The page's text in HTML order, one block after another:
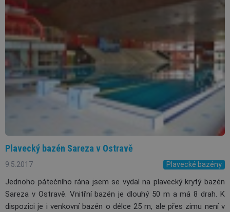
Plavecký bazén Sareza v Ostravě
9.5.2017 Plavecké bazény
Jednoho pátečního rána jsem se vydal na plavecký krytý bazén
Sareza v Ostravě. Vnitřní bazén je dlouhý 50 m a má 8 drah. K
dispozici je i venkovní bazén o délce 25 m, ale přes zimu není v